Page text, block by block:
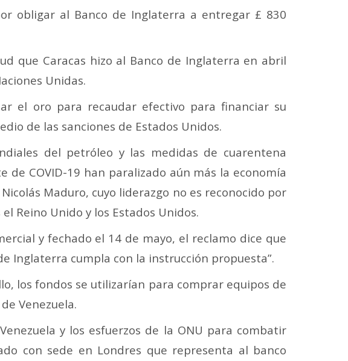
obligar al Banco de Inglaterra a entregar £ 830
que Caracas hizo al Banco de Inglaterra en abril
Unidas.
el oro para recaudar efectivo para financiar su
de las sanciones de Estados Unidos.
del petróleo y las medidas de cuarentena
de COVID-19 han paralizado aún más la economía
Maduro, cuyo liderazgo no es reconocido por
Reino Unido y los Estados Unidos.
y fechado el 14 de mayo, el reclamo dice que
Inglaterra cumpla con la instrucción propuesta”.
los fondos se utilizarían para comprar equipos de
Venezuela.
y los esfuerzos de la ONU para combatir
con sede en Londres que representa al banco